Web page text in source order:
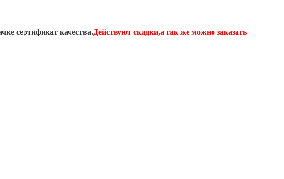
сертификат качества.Действуют скидки,а так же можно заказать